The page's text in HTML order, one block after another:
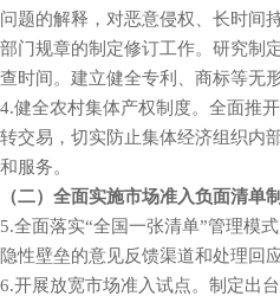
问题的解释，对恶意侵权、长时间
部门规章的制定修订工作。研究制
查时间。建立健全专利、商标等无
4.健全农村集体产权制度。
转交易，切实防止集体经济组织内
和服务。
（二）全面实施市场准入负面清单
5.全面落实“全国一张清单”管理模
隐性壁垒的意见反馈渠道和处理回应
6.开展放宽市场准入试点。制定出台海